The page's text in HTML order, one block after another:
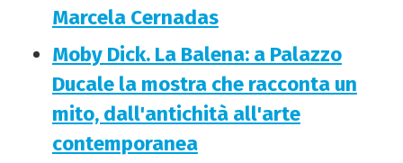
Marcela Cernadas
Moby Dick. La Balena: a Palazzo
Ducale la mostra che racconta un
mito, dall'antichità all'arte
contemporanea